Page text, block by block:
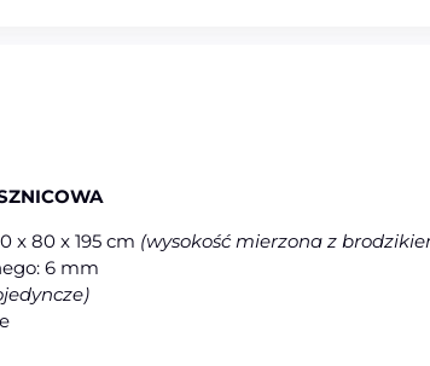
x 80 x 195 cm (wysokość mierzona z
6 mm